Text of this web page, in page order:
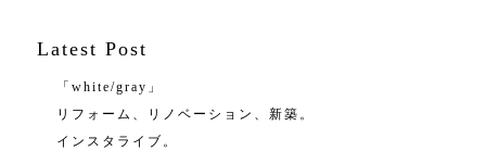
Latest Post
「white/gray」
リフォーム、リノベーション、新築。
インスタライブ。